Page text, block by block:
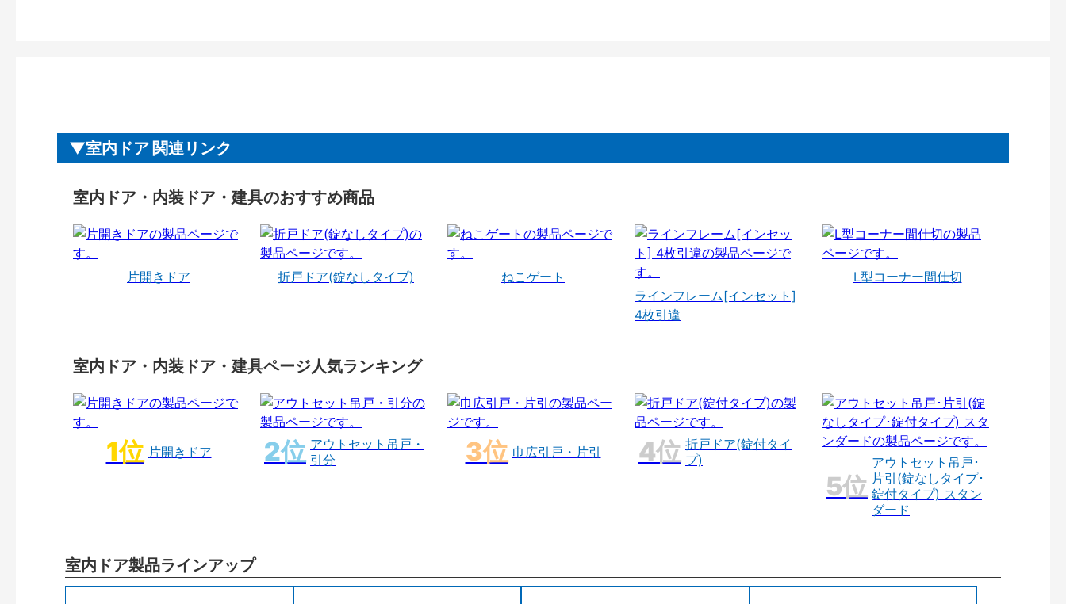
室内ドア 関連リンク
室内ドア・内装ドア・建具のおすすめ商品
片開きドア 折戸ドア(錠なしタイプ)
ねこゲート
ラインフレーム[インセット]
4枚引違
L型コーナー間仕切
室内ドア・内装ドア・建具ページ人気ランキング
片開きドア
アウトセット吊戸・
引分
巾広引戸・片引
折戸ドア(錠付タイ
プ)
アウトセット吊戸･
片引(錠なしタイプ･
錠付タイプ) スタン
ダード
室内ドア製品ラインアップ